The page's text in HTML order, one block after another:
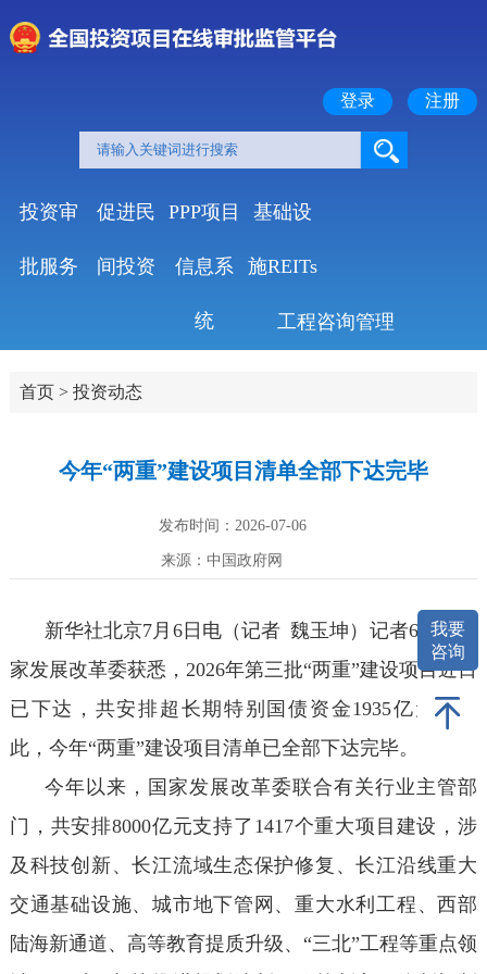
登录 注册
投资审
批服务
促进民
间投资
PPP项目
信息系
统
基础设
施REITs
工程咨询管理
首页> 投资动态
今年“两重”建设项目清单全部下达完毕
发布时间：2026-07-06
来源：中国政府网
新华社北京7月6日电（记者 魏玉坤）记者6日从国
家发展改革委获悉，2026年第三批“两重”建设项目近日
已下达，共安排超长期特别国债资金1935亿元。至
此，今年“两重”建设项目清单已全部下达完毕。
今年以来，国家发展改革委联合有关行业主管部
门，共安排8000亿元支持了1417个重大项目建设，涉
及科技创新、长江流域生态保护修复、长江沿线重大
交通基础设施、城市地下管网、重大水利工程、西部
陆海新通道、高等教育提质升级、“三北”工程等重点领
我要
咨询